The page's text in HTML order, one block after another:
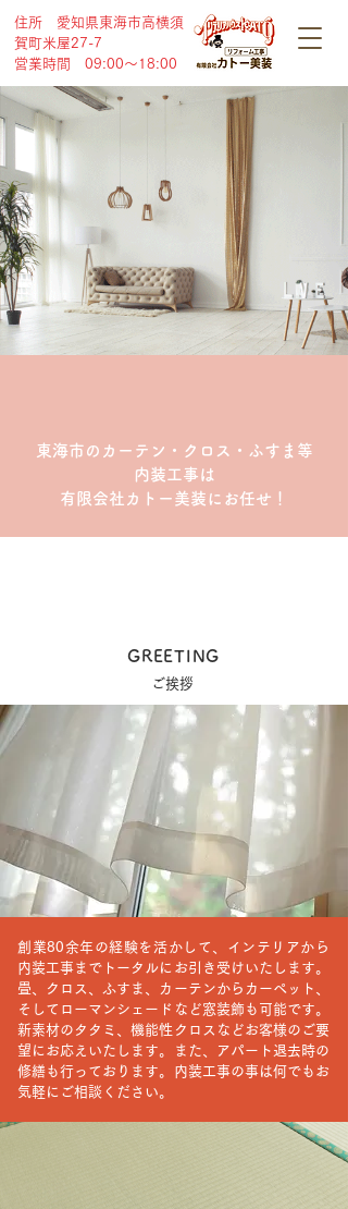
住所 愛知県東海市高横須
賀町米屋27-7
営業時間 09:00～18:00
東海市のカーテン・クロス・ふすま等
内装工事は
有限会社カトー美装にお任せ！
GREETING
​ご挨拶
創業80余年の経験を活かして、インテリアから
内装工事までトータルにお引き受けいたします。
畳、クロス、ふすま、カーテンからカーペット、
そしてローマンシェードなど窓装飾も可能です。
新素材のタタミ、機能性クロスなどお客様のご要
望にお応えいたします。
また、アパート退去時の
修繕も行っております。
内装工事の事は何でもお
気軽にご相談ください。